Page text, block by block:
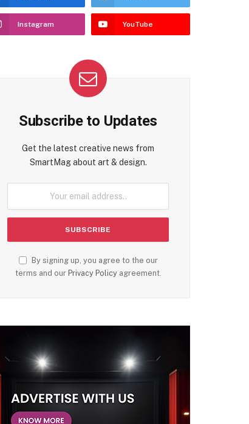
Instagram YouTube
Subscribe to Updates
Get the latest creative news from
SmartMag about art & design.
By signing up, you agree to the our
terms and our Privacy Policyagreement.